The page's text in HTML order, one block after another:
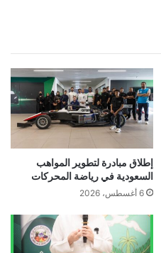
إطلاق مبادرة لتطوير المواهب
السعودية في رياضة المحركات
6 أغسطس، 2026